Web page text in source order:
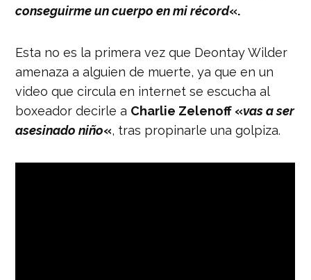
conseguirme un cuerpo en mi récord«.
Esta no es la primera vez que Deontay Wilder
amenaza a alguien de muerte, ya que en un
video que circula en internet se escucha al
boxeador decirle a Charlie Zelenoff «vas a ser
asesinado niño«, tras propinarle una golpiza.